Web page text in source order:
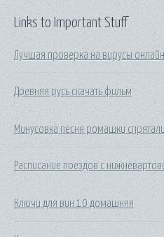
Links to Important Stuff
Лучшая проверка на вирусы онлайн
Древняя русь скачать фильм
Минусовка песня ромашки
Расписание поездов с
Ключи для вин 10 домашняя